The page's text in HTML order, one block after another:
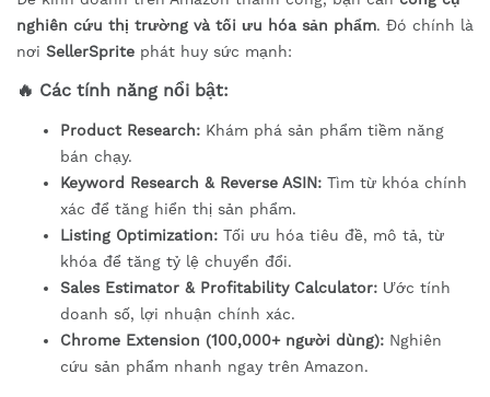
nghiên cứu thị trường và tối ưu hóa sản phẩm. Đó chính là
nơi SellerSprite phát huy sức mạnh:
🔥 Các tính năng nổi bật:
Product Research: Khám phá sản phẩm tiềm năng
bán chạy.
Keyword Research & Reverse ASIN: Tìm từ khóa chính
xác để tăng hiển thị sản phẩm.
Listing Optimization: Tối ưu hóa tiêu đề, mô tả, từ
khóa để tăng tỷ lệ chuyển đổi.
Sales Estimator & Profitability Calculator: Ước tính
doanh số, lợi nhuận chính xác.
Chrome Extension (100,000+ người dùng): Nghiên
cứu sản phẩm nhanh ngay trên Amazon.